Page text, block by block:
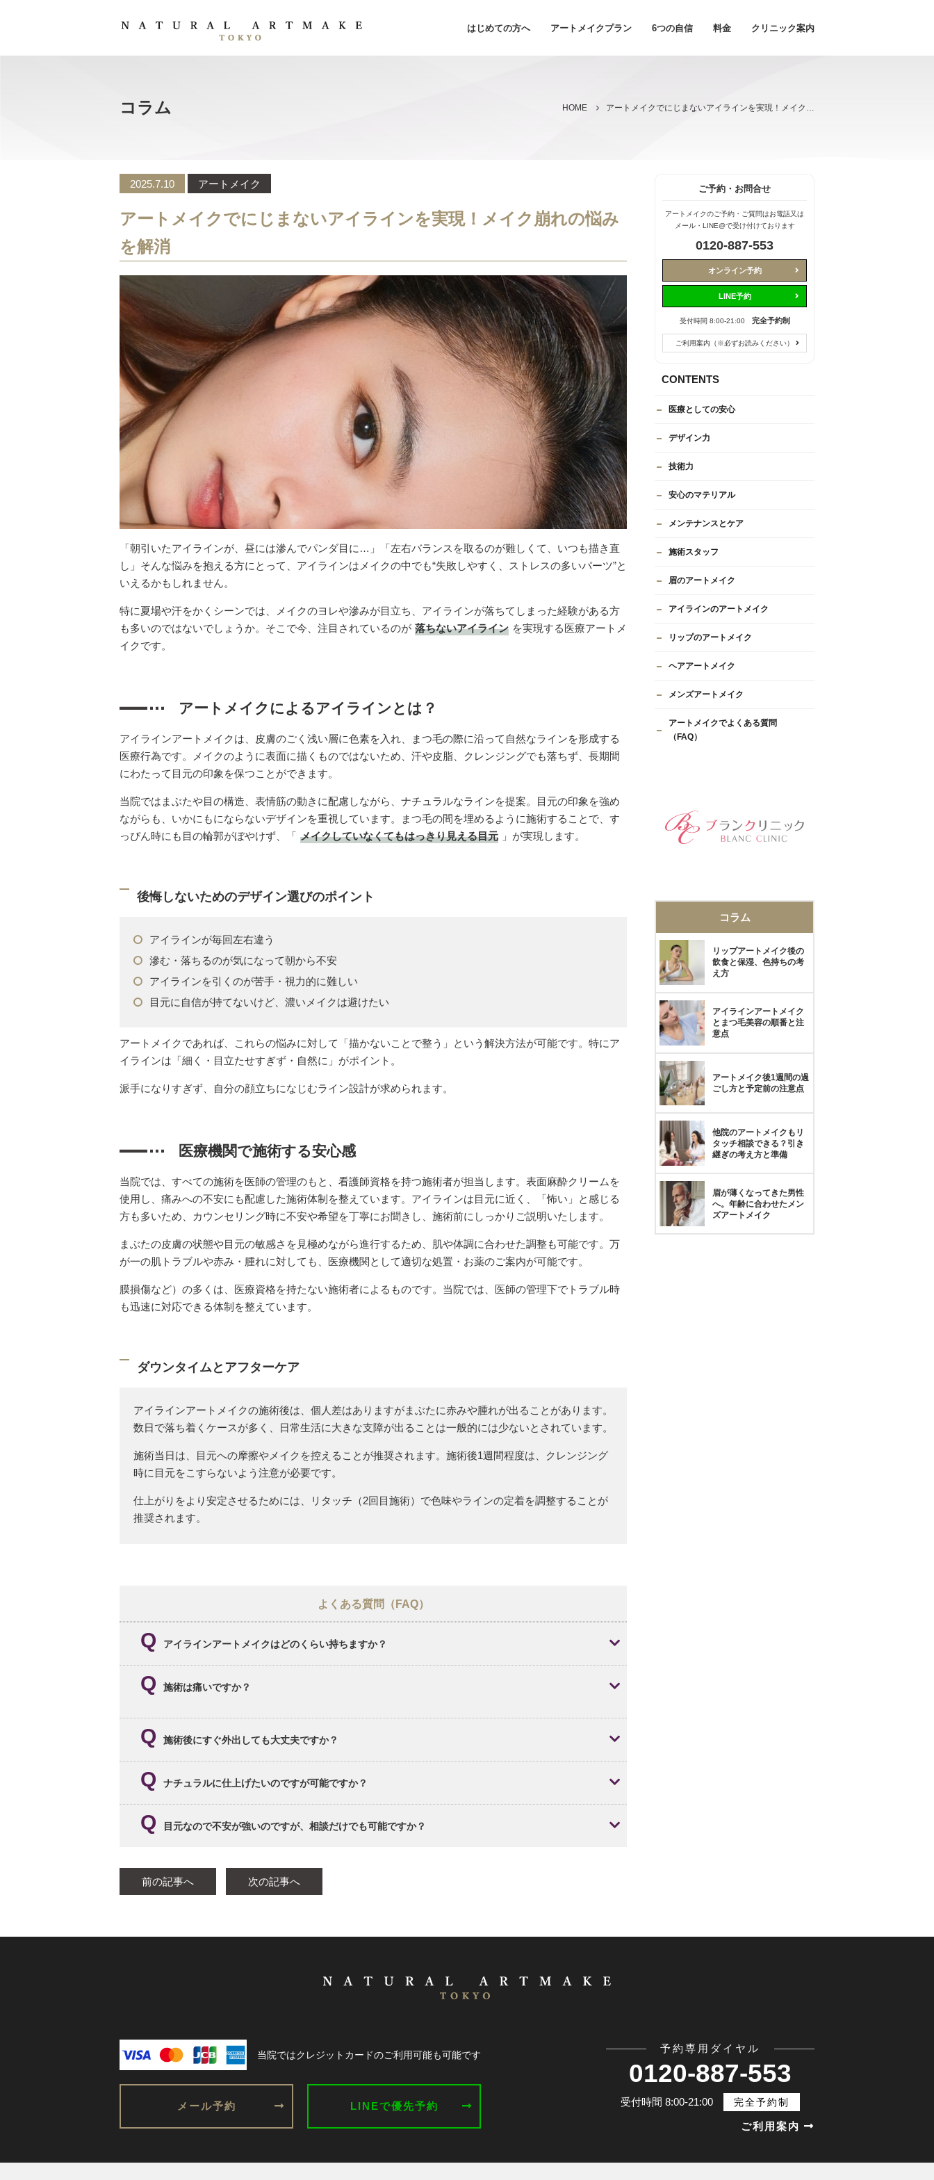
はじめての方へ アートメイクプラン 6つの自信 料金 クリニック案内
コラム HOME アートメイクでにじまないアイラインを実現！メイク崩れの悩みを解消
2025.7.10 アートメイク
アートメイクでにじまないアイラインを実現！メイク崩れの悩み
を解消
「朝引いたアイラインが、昼には滲んでパンダ目に…」「左右バランスを取るのが難しくて、いつも描き直
し」そんな悩みを抱える方にとって、アイラインはメイクの中でも“失敗しやすく、ストレスの多いパーツ”と
いえるかもしれません。
特に夏場や汗をかくシーンでは、メイクのヨレや滲みが目立ち、アイラインが落ちてしまった経験がある方
も多いのではないでしょうか。そこで今、注目されているのが 落ちないアイライン を実現する医療アートメ
イクです。
アートメイクによるアイラインとは？
アイラインアートメイクは、皮膚のごく浅い層に色素を入れ、まつ毛の際に沿って自然なラインを形成する
医療行為です。メイクのように表面に描くものではないため、汗や皮脂、クレンジングでも落ちず、長期間
にわたって目元の印象を保つことができます。
当院ではまぶたや目の構造、表情筋の動きに配慮しながら、ナチュラルなラインを提案。目元の印象を強め
ながらも、いかにもにならないデザインを重視しています。まつ毛の間を埋めるように施術することで、す
っぴん時にも目の輪郭がぼやけず、「 メイクしていなくてもはっきり見える目元 」が実現します。
後悔しないためのデザイン選びのポイント
アイラインが毎回左右違う
滲む・落ちるのが気になって朝から不安
アイラインを引くのが苦手・視力的に難しい
目元に自信が持てないけど、濃いメイクは避けたい
アートメイクであれば、これらの悩みに対して「描かないことで整う」という解決方法が可能です。特にア
イラインは「細く・目立たせすぎず・自然に」がポイント。
派手になりすぎず、自分の顔立ちになじむライン設計が求められます。
医療機関で施術する安心感
当院では、すべての施術を医師の管理のもと、看護師資格を持つ施術者が担当します。表面麻酔クリームを
使用し、痛みへの不安にも配慮した施術体制を整えています。アイラインは目元に近く、「怖い」と感じる
方も多いため、カウンセリング時に不安や希望を丁寧にお聞きし、施術前にしっかりご説明いたします。
まぶたの皮膚の状態や目元の敏感さを見極めながら進行するため、肌や体調に合わせた調整も可能です。万
が一の肌トラブルや赤み・腫れに対しても、医療機関として適切な処置・お薬のご案内が可能です。
膜損傷など）の多くは、医療資格を持たない施術者によるものです。当院では、医師の管理下でトラブル時
も迅速に対応できる体制を整えています。
ダウンタイムとアフターケア
アイラインアートメイクの施術後は、個人差はありますがまぶたに赤みや腫れが出ることがあります。
数日で落ち着くケースが多く、日常生活に大きな支障が出ることは一般的には少ないとされています。
施術当日は、目元への摩擦やメイクを控えることが推奨されます。施術後1週間程度は、クレンジング
時に目元をこすらないよう注意が必要です。
仕上がりをより安定させるためには、リタッチ（2回目施術）で色味やラインの定着を調整することが
推奨されます。
よくある質問（FAQ）
アイラインアートメイクはどのくらい持ちますか？
一般的には1〜2年かけて徐々に薄くなっていきます。まつ毛の生え際は皮脂の影響を受けにくいため
比較的定着が良いとされています
施術は痛いですか？
表面麻酔を使用するため、多くの方が「チクチク程度」「我慢できる範囲だった」と感じていらっしゃ
います。不安な方には麻酔の追加対応も可能です。
施術後にすぐ外出しても大丈夫ですか？
軽い腫れや赤みが出る場合がありますが、数日で落ち着くことがほとんどです。大切な予定の直前は避
け、余裕のある日程での施術をおすすめします。
ナチュラルに仕上げたいのですが可能ですか？
はい、当院ではまつ毛の隙間を埋めるような自然な仕上がりが可能です。濃さや形も調整できますの
で、事前にしっかりご希望をお聞きします。。
目元なので不安が強いのですが、相談だけでも可能ですか？
前の記事へ 次の記事へ
ご予約・お問合せ
アートメイクのご予約・ご質問はお電話又は
メール・LINE@で受け付けております
0120-887-553
オンライン予約
LINE予約
受付時間 8:00-21:00 完全予約制
ご利用案内（※必ずお読みください）
CONTENTS
医療としての安心
デザイン力
技術力
安心のマテリアル
メンテナンスとケア
施術スタッフ
眉のアートメイク
アイラインのアートメイク
リップのアートメイク
ヘアアートメイク
メンズアートメイク
アートメイクでよくある質問
（FAQ）
コラム
リップアートメイク後の
飲食と保湿、色持ちの考
え方
アイラインアートメイク
とまつ毛美容の順番と注
意点
アートメイク後1週間の過
ごし方と予定前の注意点
他院のアートメイクもリ
タッチ相談できる？引き
継ぎの考え方と準備
眉が薄くなってきた男性
へ。年齢に合わせたメン
ズアートメイク
当院ではクレジットカードのご利用可能も可能です
メール予約 LINEで優先予約
予約専用ダイヤル
0120-887-553
受付時間 8:00-21:00 完全予約制
ご利用案内